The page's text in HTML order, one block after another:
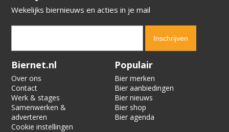
Wekelijks biernieuws en acties in je mail
Verification code:
Biernet.nl
Over ons
Contact
Werk & stages
Samenwerken &
adverteren
Cookie instellingen
Populair
Bier merken
Bier aanbiedingen
Bier nieuws
Bier shop
Bier agenda